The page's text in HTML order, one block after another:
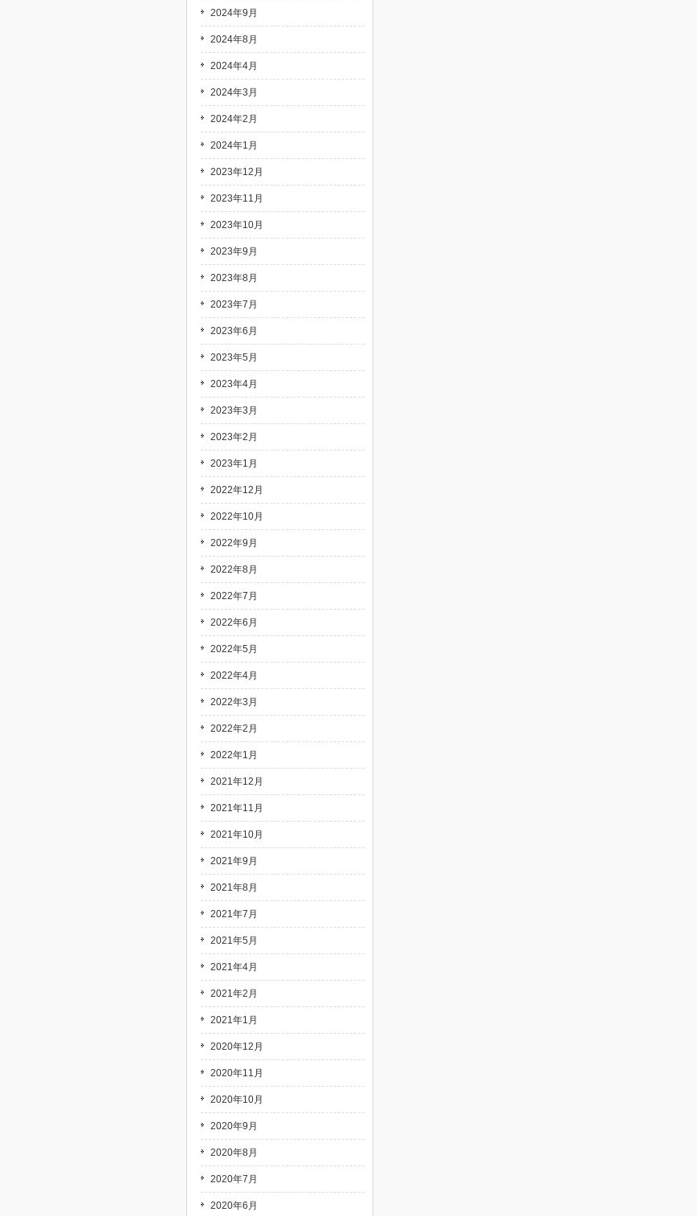
2024年9月
2024年8月
2024年4月
2024年3月
2024年2月
2024年1月
2023年12月
2023年11月
2023年10月
2023年9月
2023年8月
2023年7月
2023年6月
2023年5月
2023年4月
2023年3月
2023年2月
2023年1月
2022年12月
2022年10月
2022年9月
2022年8月
2022年7月
2022年6月
2022年5月
2022年4月
2022年3月
2022年2月
2022年1月
2021年12月
2021年11月
2021年10月
2021年9月
2021年8月
2021年7月
2021年5月
2021年4月
2021年2月
2021年1月
2020年12月
2020年11月
2020年10月
2020年9月
2020年8月
2020年7月
2020年6月